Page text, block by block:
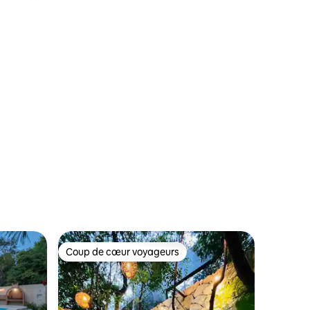
Coup de cœur voyageurs
Coup de cœur voyageurs